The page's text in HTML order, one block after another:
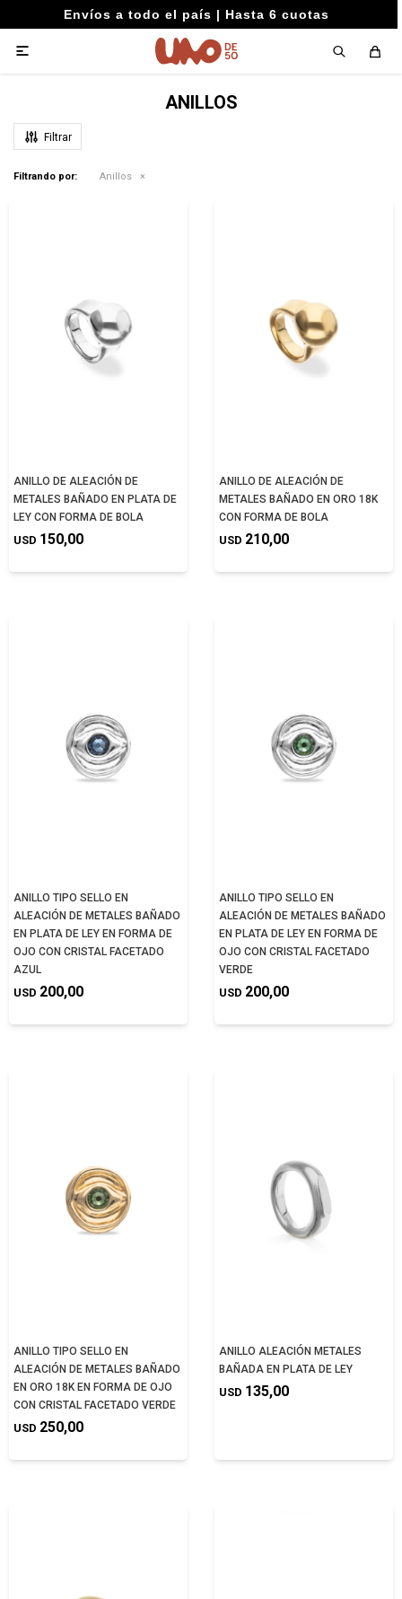
Envíos a todo el país | Hasta 6 cuotas

ANILLOS
Filtrando por: Anillos
ANILLO DE ALEACIÓN DE
METALES BAÑADO EN PLATA DE
LEY CON FORMA DE BOLA
USD 150,00
ANILLO DE ALEACIÓN DE
METALES BAÑADO EN ORO 18K
CON FORMA DE BOLA
USD 210,00
ANILLO TIPO SELLO EN
ALEACIÓN DE METALES BAÑADO
EN PLATA DE LEY EN FORMA DE
OJO CON CRISTAL FACETADO
AZUL
USD 200,00
ANILLO TIPO SELLO EN
ALEACIÓN DE METALES BAÑADO
EN PLATA DE LEY EN FORMA DE
OJO CON CRISTAL FACETADO
VERDE
USD 200,00
ANILLO TIPO SELLO EN
ALEACIÓN DE METALES BAÑADO
EN ORO 18K EN FORMA DE OJO
CON CRISTAL FACETADO VERDE
USD 250,00
ANILLO ALEACIÓN METALES
BAÑADA EN PLATA DE LEY
USD 135,00